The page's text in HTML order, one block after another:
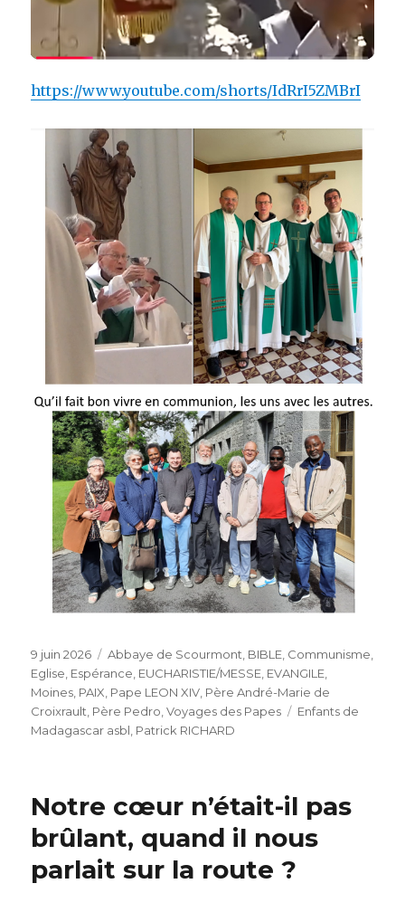
https://www.youtube.com/shorts/IdRrI5ZMBrI
Publié
le
9 juin 2026 Catégories
Abbaye de Scourmont, BIBLE, Communisme,
Eglise, Espérance, EUCHARISTIE/MESSE, EVANGILE,
Moines, PAIX, Pape LEON XIV, Père André-Marie de
Croixrault, Père Pedro,Voyages des Papes Étiquettes
Enfants de
Madagascar asbl, Patrick RICHARD
Notre cœur n’était-il pas
brûlant, quand il nous
parlait sur la route ?